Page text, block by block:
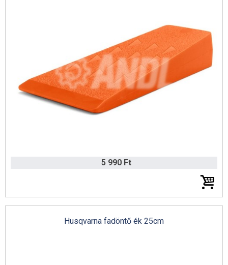
5 990 Ft
Husqvarna fadöntő ék 25cm